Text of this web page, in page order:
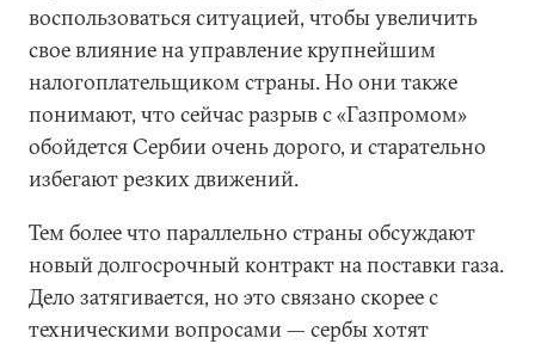
воспользоваться ситуацией, чтобы увеличить
свое влияние на управление крупнейшим
налогоплательщиком страны. Но они также
понимают, что сейчас разрыв с «Газпромом»
обойдется Сербии очень дорого, и старательно
избегают резких движений.
Тем более что параллельно страны обсуждают
новый долгосрочный контракт на поставки газа.
Дело затягивается, но это связано скорее с
техническими вопросами — сербы хотят